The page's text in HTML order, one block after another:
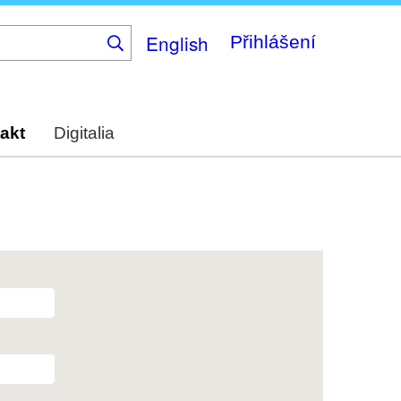
English Přihlášení
Digitalia